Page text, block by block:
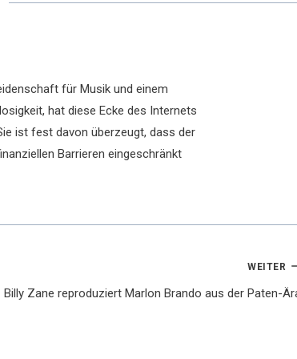
für Musik und einem
hat diese Ecke des Internets
ist fest davon überzeugt, dass der
Barrieren eingeschränkt
WEITER
Billy Zane reproduziert Marlon Brando aus der Paten-